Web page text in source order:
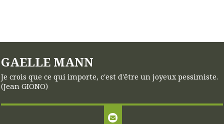
GAELLE MANN
Je crois que ce qui importe, c'est d'être un joyeux pessimiste.
(Jean GIONO)